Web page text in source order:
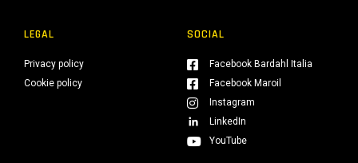
LEGAL
Privacy policy
Cookie policy
SOCIAL
Facebook Bardahl Italia
Facebook Maroil
Instagram
LinkedIn
YouTube